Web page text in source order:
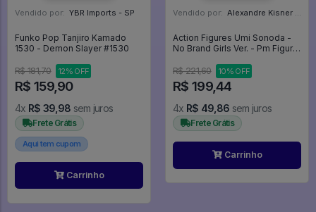
Vendido por: YBR Imports - SP
Funko Pop Tanjiro Kamado
1530 - Demon Slayer #1530
R$ 181,70 12% OFF
R$ 159,90
4x R$ 39,98 sem juros
Frete Grátis
Aqui tem cupom
Carrinho
Vendido por: Alexandre Kisner - PR
Action Figures Umi Sonoda -
No Brand Girls Ver. - Pm Figure
Idol Project
R$ 221,60 10% OFF
R$ 199,44
4x R$ 49,86 sem juros
Frete Grátis
Carrinho